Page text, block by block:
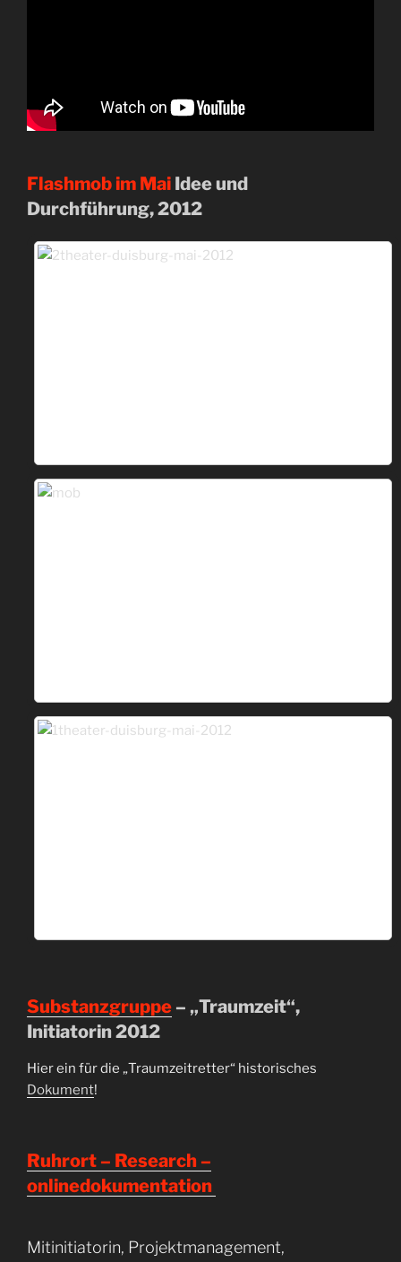
Flashmob im Mai Idee und
Durchführung, 2012
Substanzgruppe – „Traumzeit“,
Initiatorin 2012
Hier ein für die „Traumzeitretter“ historisches
Dokument!
Ruhrort – Research –
onlinedokumentation
Mitinitiatorin, Projektmanagement,